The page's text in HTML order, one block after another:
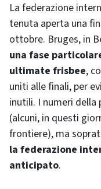
La federazione
tenuta aperta una
ottobre. Bruges, in
una fase
ultimate frisbee,
uniti alle finali, per
inutili. I numeri della
(alcuni, in questi
frontiere), ma
la federazione
anticipato.